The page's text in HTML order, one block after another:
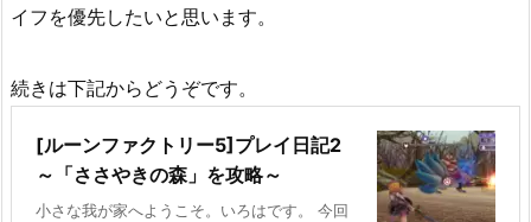
イフを優先したいと思います。
続きは下記からどうぞです。
[ルーンファクトリー5]プレイ日記2
～「ささやきの森」を攻略～
小さな我が家へようこそ。いろはです。 今回